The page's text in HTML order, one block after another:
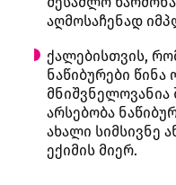
აღმოსაჩენად
ქალებისთვის,
ნაწიბურები წინა
მნიშვნელოვანია
არსებობა
ახალი სიმსივნე
ექიმის მიერ.